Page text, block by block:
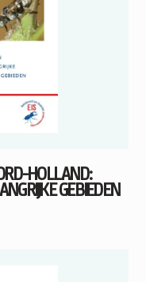
HOLLAND:
GEBIEDEN